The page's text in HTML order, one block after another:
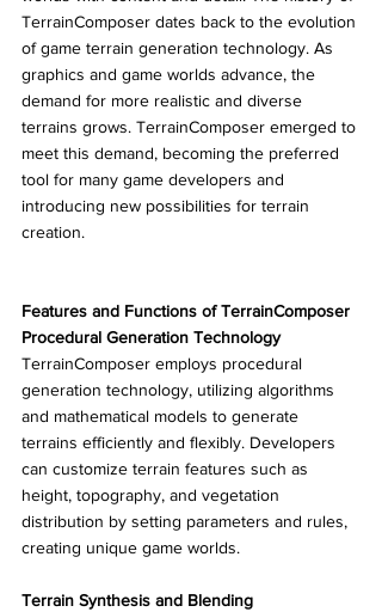
TerrainComposer dates back to the evolution
of game terrain generation technology. As
graphics and game worlds advance, the
demand for more realistic and diverse
terrains grows. TerrainComposer emerged to
meet this demand, becoming the preferred
tool for many game developers and
introducing new possibilities for terrain
creation.
Features and Functions of TerrainComposer
Procedural Generation Technology
TerrainComposer employs procedural
generation technology, utilizing algorithms
and mathematical models to generate
terrains efficiently and flexibly. Developers
can customize terrain features such as
height, topography, and vegetation
distribution by setting parameters and rules,
creating unique game worlds.
Terrain Synthesis and Blending